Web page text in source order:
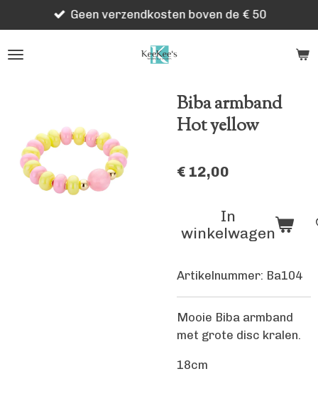
direct
naar
Geen verzendkosten boven de € 50
Biba armband
Hot yellow
€ 12,00
In
winkelwagen
Artikelnummer: Ba104
Mooie Biba armband
met grote disc kralen.
18cm